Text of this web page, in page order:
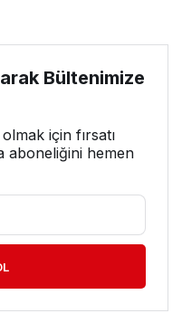
Bültenimize
için fırsatı
aboneliğini hemen